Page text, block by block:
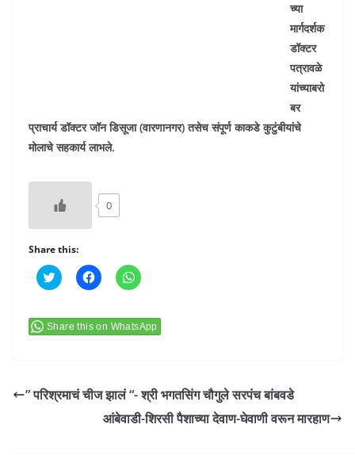
च्या
मार्गदर्शक
डॉक्टर
पत्रावळे
यांच्याबरो
बर
प्राचार्य डॉक्टर जॉन डिसूजा (वारणानगर) तसेच संपूर्ण काकडे कुटुंबीयांचे
मोलाचे सहकार्य लाभले.
0
Share this:
C
l
k
t
o
e
o
C
l
k
t
o
e
o
C
l
k
t
o
e
o
n
W
Share this on WhatsApp
” परिश्रमाचं चीज झालं “- श्री भगतसिंग चौगुले सरपंच बांबवडे
आंबेवाडी-शिरसी पैशाच्या देवाण-घेवाणी वरून मारहाण